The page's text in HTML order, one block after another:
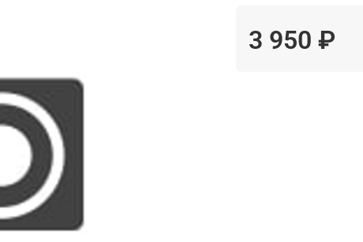
3 950 ₽